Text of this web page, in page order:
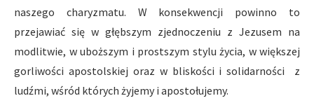
naszego charyzmatu. W konsekwencji powinno to
przejawiać się w głębszym zjednoczeniu z Jezusem na
modlitwie, w uboższym i prostszym stylu życia, w większej
gorliwości apostolskiej oraz w bliskości i solidarności z
ludźmi, wśród których żyjemy i apostołujemy.